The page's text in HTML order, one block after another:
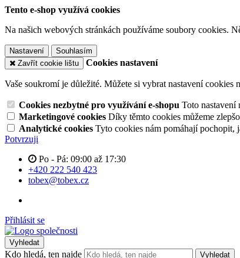
Tento e-shop využívá cookies
Na našich webových stránkách používáme soubory cookies.
Nastavení
Souhlasím
Zavřít cookie lištu
Cookies nastavení
Vaše soukromí je důležité. Můžete si vybrat nastavení cookies
Cookies nezbytné pro využívání e-shopu Toto nastavení
Marketingové cookies Díky těmto cookies můžeme
Analytické cookies Tyto cookies nám pomáhají pochopit,
Potvrzuji
Po - Pá: 09:00 až 17:30
+420 222 540 423
tobex@tobex.cz
Přihlásit se
Vyhledat
Kdo hledá, ten najde Vyhledat